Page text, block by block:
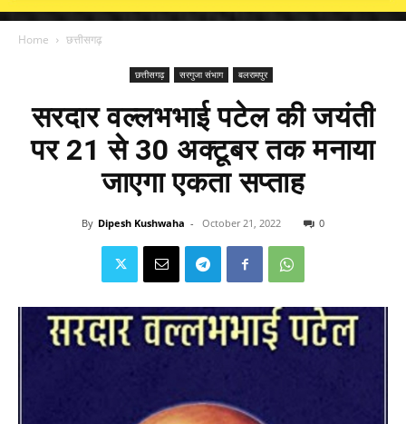
Home छत्तीसगढ़
छत्तीसगढ़ सरगुजा संभाग बलरामपुर
सरदार वल्लभभाई पटेल की जयंती
पर 21 से 30 अक्टूबर तक मनाया
जाएगा एकता सप्ताह
By Dipesh Kushwaha - October 21, 2022 0